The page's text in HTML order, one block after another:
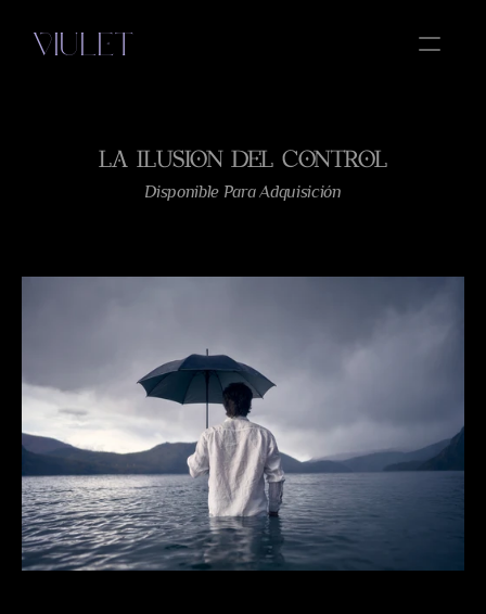
LA ILUSION DEL CONTROL
Disponible Para Adquisición
VIULET
ESENCIA
MIRRORS
CONTACTO